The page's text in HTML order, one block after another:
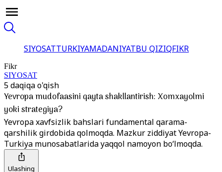
SIYOSATTURKIYAMADANIYATBU QIZIQFIKR
Fikr
SIYOSAT
5 daqiqa o'qish
Yevropa mudofaasini qayta shakllantirish: Xomxayolmi
yoki strategiya?
Yevropa xavfsizlik bahslari fundamental qarama-
qarshilik girdobida qolmoqda. Mazkur ziddiyat Yevropa-
Turkiya munosabatlarida yaqqol namoyon bo‘lmoqda.
Ulashing